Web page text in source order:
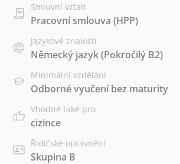
Smluvní vztah
Pracovní smlouva (HPP)
Jazykové znalosti
Německý jazyk(Pokročilý B2)
Minimální vzdělání
Odborné vyučení bez maturity
Vhodné také pro
cizince
Řidičské oprávnění
Skupina B